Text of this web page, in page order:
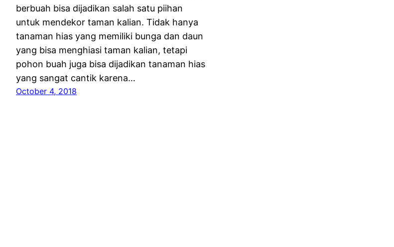
berbuah bisa dijadikan salah satu piihan
untuk mendekor taman kalian. Tidak hanya
tanaman hias yang memiliki bunga dan daun
yang bisa menghiasi taman kalian, tetapi
pohon buah juga bisa dijadikan tanaman hias
yang sangat cantik karena…
October 4, 2018